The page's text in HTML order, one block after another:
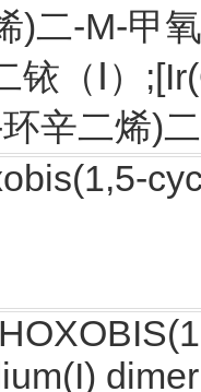
)二-Μ-甲
铱（Ⅰ）
辛二烯)